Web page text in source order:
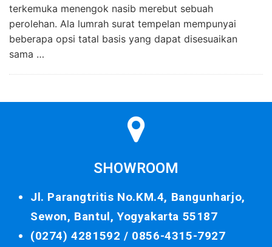
terkemuka menengok nasib merebut sebuah
perolehan. Ala lumrah surat tempelan mempunyai
beberapa opsi tatal basis yang dapat disesuaikan
sama …
SHOWROOM
Jl. Parangtritis No.KM.4, Bangunharjo,
Sewon, Bantul, Yogyakarta 55187
(0274) 4281592 / 0856-4315-7927